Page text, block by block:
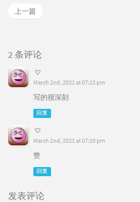
上一篇
2 条评论
March 2nd, 2021 at 07:12 pm
写的很深刻
回复
March 2nd, 2021 at 07:10 pm
赞
回复
发表评论